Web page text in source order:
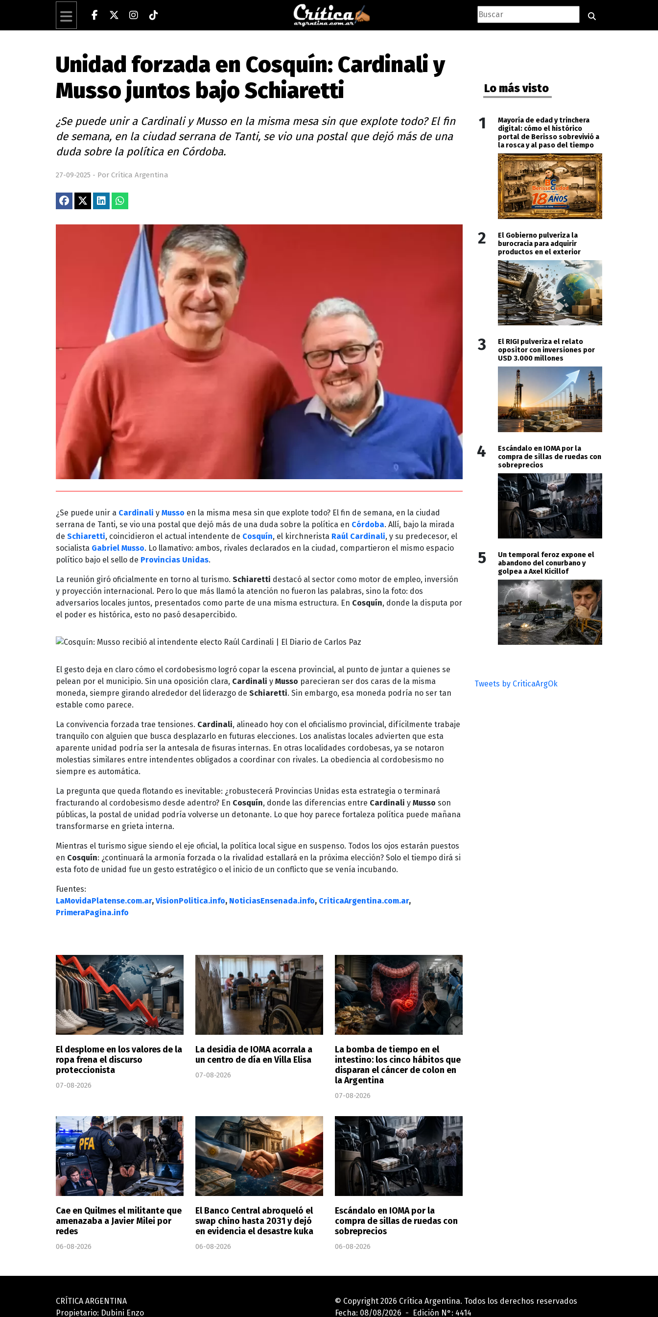
Unidad forzada en Cosquín: Cardinali y
Musso juntos bajo Schiaretti
¿Se puede unir a Cardinali y Musso en la misma mesa sin que explote todo? El fin
de semana, en la ciudad serrana de Tanti, se vio una postal que dejó más de una
duda sobre la política en Córdoba.
27-09-2025 - Por Crítica Argentina
¿Se puede unir a Cardinali y Musso en la misma mesa sin que explote todo? El fin de semana, en la ciudad
serrana de Tanti, se vio una postal que dejó más de una duda sobre la política en Córdoba. Allí, bajo la mirada
de Schiaretti, coincidieron el actual intendente de Cosquín, el kirchnerista Raúl Cardinali, y su predecesor, el
socialista Gabriel Musso. Lo llamativo: ambos, rivales declarados en la ciudad, compartieron el mismo espacio
político bajo el sello de Provincias Unidas.
La reunión giró oficialmente en torno al turismo. Schiaretti destacó al sector como motor de empleo, inversión
y proyección internacional. Pero lo que más llamó la atención no fueron las palabras, sino la foto: dos
adversarios locales juntos, presentados como parte de una misma estructura. En Cosquín, donde la disputa por
el poder es histórica, esto no pasó desapercibido.
El gesto deja en claro cómo el cordobesismo logró copar la escena provincial, al punto de juntar a quienes se
pelean por el municipio. Sin una oposición clara, Cardinali y Musso parecieran ser dos caras de la misma
moneda, siempre girando alrededor del liderazgo de Schiaretti. Sin embargo, esa moneda podría no ser tan
estable como parece.
La convivencia forzada trae tensiones. Cardinali, alineado hoy con el oficialismo provincial, difícilmente trabaje
tranquilo con alguien que busca desplazarlo en futuras elecciones. Los analistas locales advierten que esta
aparente unidad podría ser la antesala de fisuras internas. En otras localidades cordobesas, ya se notaron
molestias similares entre intendentes obligados a coordinar con rivales. La obediencia al cordobesismo no
siempre es automática.
La pregunta que queda flotando es inevitable: ¿robustecerá Provincias Unidas esta estrategia o terminará
fracturando al cordobesismo desde adentro? En Cosquín, donde las diferencias entre Cardinali y Musso son
públicas, la postal de unidad podría volverse un detonante. Lo que hoy parece fortaleza política puede mañana
transformarse en grieta interna.
Mientras el turismo sigue siendo el eje oficial, la política local sigue en suspenso. Todos los ojos estarán puestos
en Cosquín: ¿continuará la armonía forzada o la rivalidad estallará en la próxima elección? Solo el tiempo dirá si
esta foto de unidad fue un gesto estratégico o el inicio de un conflicto que se venía incubando.
Fuentes:
LaMovidaPlatense.com.ar, VisionPolitica.info, NoticiasEnsenada.info, CriticaArgentina.com.ar,
PrimeraPagina.info
El desplome en los valores de la
ropa frena el discurso
proteccionista
07-08-2026
La desidia de IOMA acorrala a
un centro de día en Villa Elisa
07-08-2026
La bomba de tiempo en el
intestino: los cinco hábitos que
disparan el cáncer de colon en
la Argentina
07-08-2026
Cae en Quilmes el militante que
amenazaba a Javier Milei por
redes
06-08-2026
El Banco Central abroqueló el
swap chino hasta 2031 y dejó
en evidencia el desastre kuka
06-08-2026
Escándalo en IOMA por la
compra de sillas de ruedas con
sobreprecios
06-08-2026
Lo más visto
1
Mayoría de edad y trinchera
digital: cómo el histórico
portal de Berisso sobrevivió a
la rosca y al paso del tiempo
2
El Gobierno pulveriza la
burocracia para adquirir
productos en el exterior
3
El RIGI pulveriza el relato
opositor con inversiones por
USD 3.000 millones
4
Escándalo en IOMA por la
compra de sillas de ruedas con
sobreprecios
5
Un temporal feroz expone el
abandono del conurbano y
golpea a Axel Kicillof
Tweets by CriticaArgOk
CRÍTICA ARGENTINA
Propietario: Dubini Enzo
© Copyright 2026 Crítica Argentina. Todos los derechos reservados
Fecha: 08/08/2026 - Edición N°: 4414